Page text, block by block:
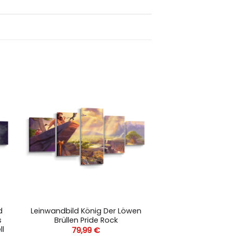
Leinwandbild König Der Löwen
Brüllen Pride Rock
79,99€